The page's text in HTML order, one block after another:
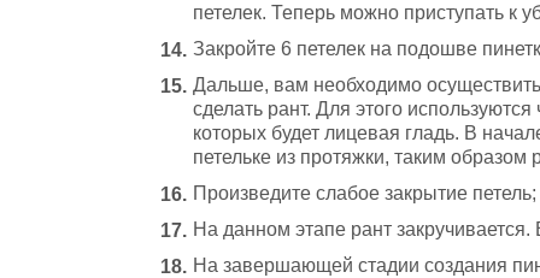
петелек. Теперь можно приступать к
Закройте 6 петелек на подошве
Дальше, вам необходимо
сделать рант. Для этого
которых будет лицевая гладь. В
петельке из протяжки, таким образом
Произведите слабое закрытие петель;
На данном этапе рант
На завершающей стадии создания